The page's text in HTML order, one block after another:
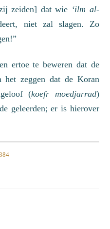
zeiden] dat wie ‘ilm al-
nietzal slagen. Zo
ertoe te beweren dat de
zeggen dat de Koran
(koefr moedjarrad)
geleerden; er is hierover